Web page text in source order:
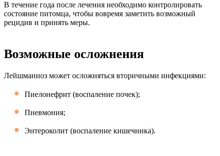
В течение года после лечения необходимо контролировать
состояние питомца, чтобы вовремя заметить возможный
рецидив и принять меры.
Возможные осложнения
Лейшманиоз может осложняться вторичными инфекциями:
Пиелонефрит (воспаление почек);
Пневмония;
Энтероколит (воспаление кишечника).